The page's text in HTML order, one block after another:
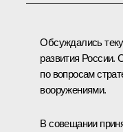
Обсуждались
развития России.
по вопросам
вооружениями.
В совещании